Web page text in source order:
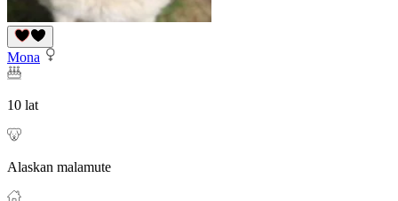
Mona
10 lat
Alaskan malamute